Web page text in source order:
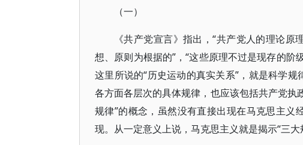
（一）
《共产党宣言》指出，“共产党人的理论
想、原则为根据的”，“这些原理不过是现存的阶
这里所说的“历史运动的真实关系”，就是科学
各方面各层次的具体规律，也应该包括共产党执
规律”的概念，虽然没有直接出现在马克思主
现。从一定意义上说，马克思主义就是揭示“三大